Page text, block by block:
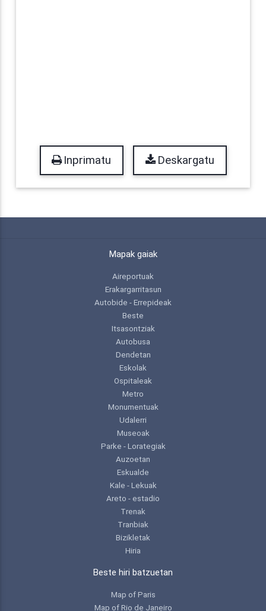
Inprimatu Deskargatu
Mapak gaiak
Aireportuak
Erakargarritasun
Autobide - Errepideak
Beste
Itsasontziak
Autobusa
Dendetan
Eskolak
Ospitaleak
Metro
Monumentuak
Udalerri
Museoak
Parke - Lorategiak
Auzoetan
Eskualde
Kale - Lekuak
Areto - estadio
Trenak
Tranbiak
Bizikletak
Hiria
Beste hiri batzuetan
Map of Paris
Map of Rio de Janeiro